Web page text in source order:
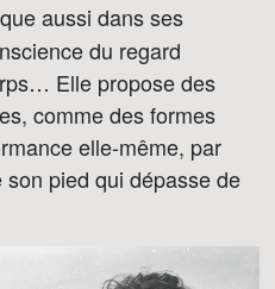
aussi dans ses
du regard
Elle propose des
comme des formes
elle-même, par
son pied qui dépasse de